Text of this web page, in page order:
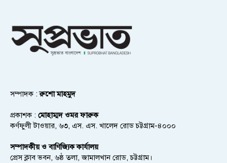
সম্পাদক :রুশো মাহমুদ
প্রকাশক : মোহাম্মদ ওমর ফারুক
কর্ণফুলী টাওয়ার, ৬৩, এস. এস. খালেদ রোড চট্টগ্রাম-৪০০০
সম্পাদকীয় ও বাণিজ্যিক কার্যালয়
প্রেস ক্লাব ভবন, ৬ষ্ঠ তলা, জামালখান রোড, চট্টগ্রাম।